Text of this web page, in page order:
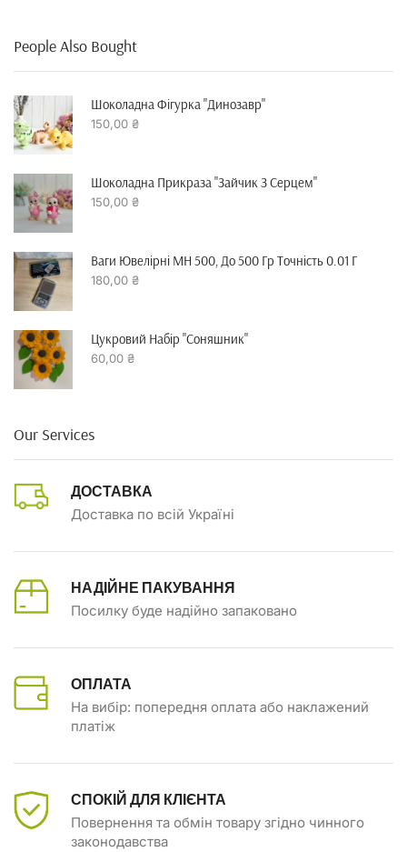
People Also Bought
Шоколадна Фігурка "динозавр"
150,00 ₴
Шоколадна Прикраза "зайчик З Серцем"
150,00 ₴
Ваги Ювелірні MH 500, До 500 Гр Точність 0.01 Г
180,00 ₴
Цукровий Набір "Соняшник"
60,00 ₴
Our Services
ДОСТАВКА
Доставка по всій Україні
НАДІЙНЕ ПАКУВАННЯ
Посилку буде надійно запаковано
ОПЛАТА
На вибір: попередня оплата або наклажений
платіж
СПОКІЙ ДЛЯ КЛІЄНТА
Повернення та обмін товару згідно чинного
законодавства